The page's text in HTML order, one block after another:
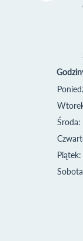
Środa:
Piątek: